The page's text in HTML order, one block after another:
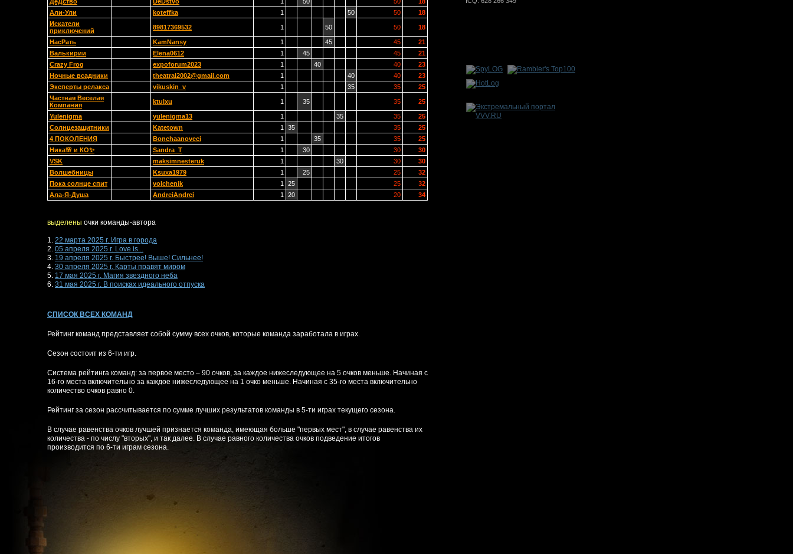
Али-Ули
koteffka 1 50 50
18
Искатели
приключений
89817369532 1 50 50 18
НасРать KamNansy 1 45 45
21
Валькирии
Elena0612 1 45 45
21
Crazy Frog
expoforum2023 1 40 40
23
Ночные всадники
theatral2002@gmail.com 1 40 40
23
Эксперты релакса
vikuskin_v 1 35 35
25
Частная Веселая
Компания
ktulxu 1 35 35 25
Yulenigma yulenigma13 1 35 35
25
Солнцезащитники
Katetown 1 35 35
25
4 ПОКОЛЕНИЯ
Bonchaanoveci 1 35 35
25
Ника🌸 и КО✨
Sandra_T 1 30 30
30
VSK
maksimnesteruk 1 30 30
30
Волшебницы
Ksuxa1979 1 25 25
32
Пока солнце спит
volchenik 1 25 25
32
Ала-Я-Душа
AndreiAndrei 1 20 20 34
выделены очки команды-автора
1. 22 марта 2025 г. Игра в города
2. 05 апреля 2025 г. Love is...
3. 19 апреля 2025 г. Быстрее! Выше! Сильнее!
4. 30 апреля 2025 г. Карты правят миром
5. 17 мая 2025 г. Магия звездного неба
6. 31 мая 2025 г. В поисках идеального отпуска
СПИСОК ВСЕХ КОМАНД
Рейтинг команд представляет собой сумму всех очков, которые команда заработала в играх.
Сезон состоит из 6-ти игр.
Система рейтинга команд: за первое место – 90 очков, за каждое нижеследующее на 5 очков меньше. Начиная с
16-го места включительно за каждое нижеследующее на 1 очко меньше. Начиная с 35-го места включительно
количество очков равно 0.
Рейтинг за сезон рассчитывается по сумме лучших результатов команды в 5-ти играх текущего сезона.
В случае равенства очков лучшей признается команда, имеющая больше "первых мест", в случае равенства их
количества - по числу "вторых", и так далее. В случае равного количества очков подведение итогов
производится по 6-ти играм сезона.